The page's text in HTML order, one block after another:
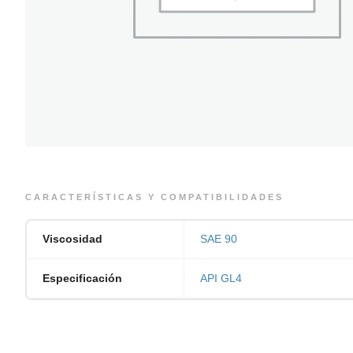
CARACTERÍSTICAS Y COMPATIBILIDADES
Viscosidad SAE 90
Especificación API GL4